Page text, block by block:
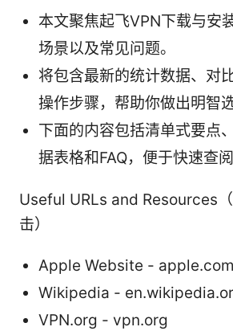
本文聚焦起飞VPN下载与安
场景以及常见问题。
将包含最新的统计数据、对
操作步骤，帮助你做出明智选
下面的内容包括清单式要点
据表格和FAQ，便于快速查阅
Useful URLs and Resources
击）
Apple Website - apple.com
Wikipedia -
VPN.org - vpn.org